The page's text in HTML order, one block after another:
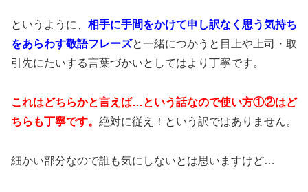
というように、 相手に手間をかけて申し訳なく思う気持ち
をあらわす敬語フレーズと一緒につかうと目上や上司・取
引先にたいする言葉づかいとしてはより丁寧です。
これはどちらかと言えば…という話なので使い方①②はど
ちらも丁寧です。 絶対に従え！という訳ではありません。
細かい部分なので誰も気にしないとは思いますけど…